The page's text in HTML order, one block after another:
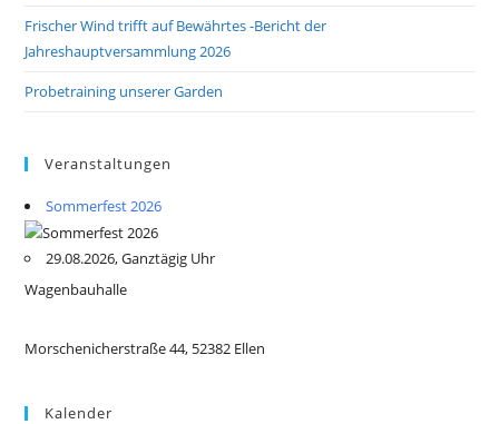
Frischer Wind trifft auf Bewährtes -Bericht der
Jahreshauptversammlung 2026
Probetraining unserer Garden
Veranstaltungen
Sommerfest 2026
29.08.2026, Ganztägig Uhr
Wagenbauhalle
Morschenicherstraße 44, 52382 Ellen
Kalender